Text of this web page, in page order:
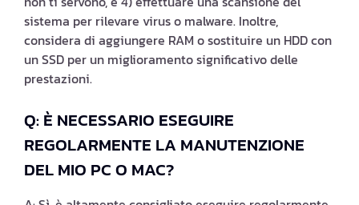
sistema per rilevare virus o malware. Inoltre,
considera di aggiungere RAM o sostituire un HDD con
un SSD per un miglioramento significativo delle
prestazioni.
Q: È NECESSARIO ESEGUIRE
REGOLARMENTE LA MANUTENZIONE
DEL MIO PC O MAC?